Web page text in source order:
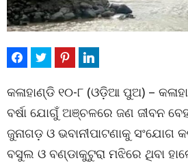
କଳାହାଣ୍ଡି ୧୦-୮ (ଓଡ଼ିଆ ପୁଅ) –
ବର୍ଷା ଯୋଗୁଁ ଅଞ୍ଚଳରେ ଜଣ ଜୀବନ
ଜୁନାଗଡ଼ ଓ ଭବାନୀପାଟଣାକୁ ସଂଯୋଗ
ବସୁଲ ଓ ବଣ୍ଡାକୁଟୁରା ମଝିରେ ଥିବା